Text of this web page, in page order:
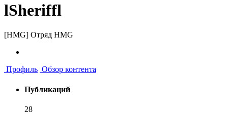
lSheriffl
[HMG] Отряд HMG
Профиль Обзор контента
Публикаций
28